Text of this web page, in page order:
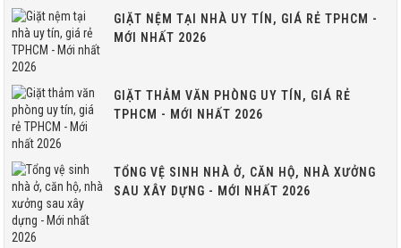
GIẶT NỆM TẠI NHÀ UY TÍN, GIÁ RẺ TPHCM -
MỚI NHẤT 2026
GIẶT THẢM VĂN PHÒNG UY TÍN, GIÁ RẺ
TPHCM - MỚI NHẤT 2026
TỔNG VỆ SINH NHÀ Ở, CĂN HỘ, NHÀ XƯỞNG
SAU XÂY DỰNG - MỚI NHẤT 2026